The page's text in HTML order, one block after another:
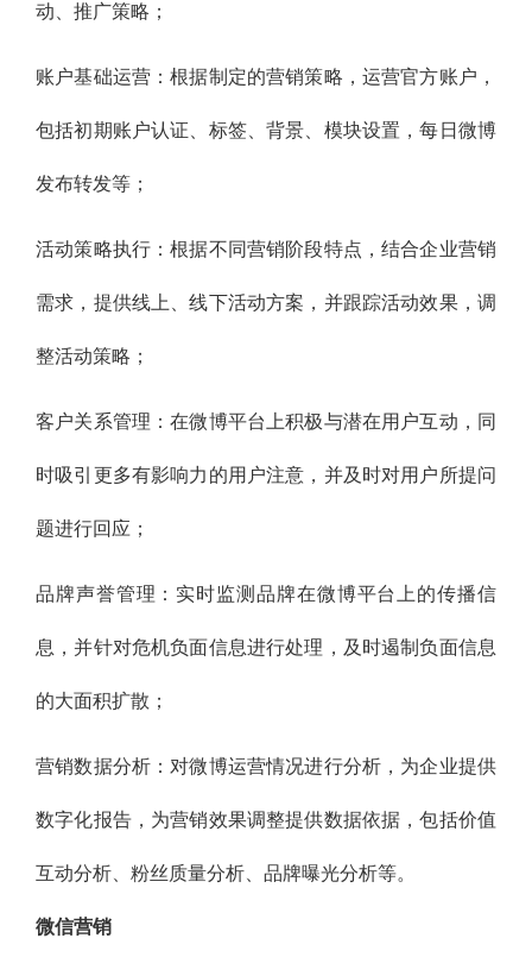
动、推广策略；
账户基础运营：根据制定的营销策略，运营官方账户，
包括初期账户认证、标签、背景、模块设置，每日微博
发布转发等；
活动策略执行：根据不同营销阶段特点，结合企业营销
需求，提供线上、线下活动方案，并跟踪活动效果，调
整活动策略；
客户关系管理：在微博平台上积极与潜在用户互动，同
时吸引更多有影响力的用户注意，并及时对用户所提问
题进行回应；
品牌声誉管理：实时监测品牌在微博平台上的传播信
息，并针对危机负面信息进行处理，及时遏制负面信息
的大面积扩散；
营销数据分析：对微博运营情况进行分析，为企业提供
数字化报告，为营销效果调整提供数据依据，包括价值
互动分析、粉丝质量分析、品牌曝光分析等。
微信营销